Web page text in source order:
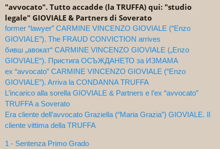
"avvocato". Tutto accadde (la TRUFFA) qui: "studio
legale" GIOVIALE & Partners di Soverato
former “lawyer” CARMINE VINCENZO GIOVIALE (“Enzo
GIOVIALE”). The FRAUD CONVICTION arrives
бивш „авокат“ CARMINE VINCENZO GIOVIALE („Enzo
GIOVIALE“). Пристига ОСЪЖДАНЕТО за ИЗМАМА
ex “avvocato” CARMINE VINCENZO GIOVIALE (“Enzo
GIOVIALE”). Arriva la CONDANNA TRUFFA
L’incarico alla sorella GIOVIALE & Partners e l’ex “avvocato”
TRUFFA a Soverato
Era cliente dell’avvocato Graziella (“Maria Grazia”) GIOVIALE. Il
cliente vittima della TRUFFA
1 - Sentenza Primo Grado